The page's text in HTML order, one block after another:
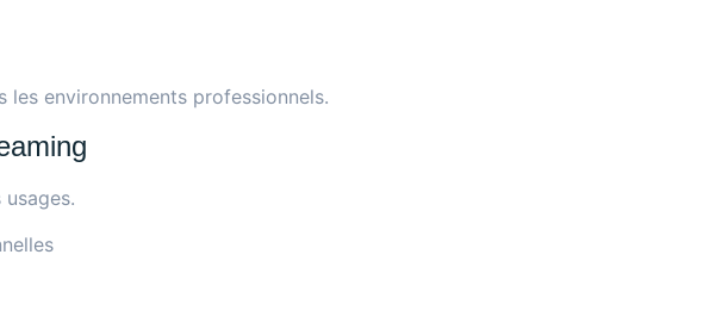
les environnements professionnels.